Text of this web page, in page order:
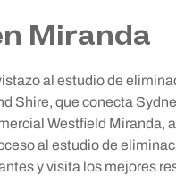
Miranda
al estudio de
Shire, que conecta
Westfield Miranda,
al estudio de
y visita los mejores